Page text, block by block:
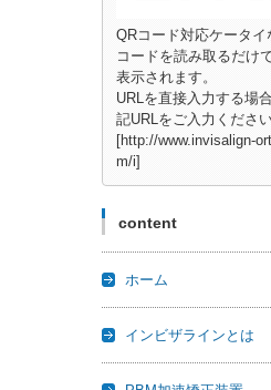
QRコード対応ケータイ
コードを読み取るだけ
表示されます。
URLを直接入力する場
記URLをご入力ください
[http://www.invisalign-
m/i]
content
ホーム
インビザラインとは